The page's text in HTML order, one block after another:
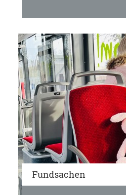
Fundsachen